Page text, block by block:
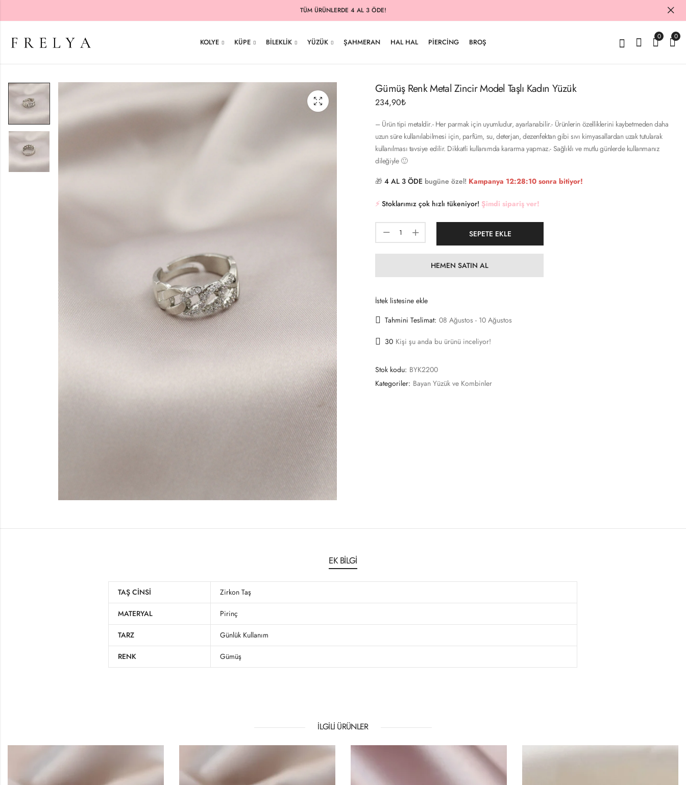
TÜM ÜRÜNLERDE 4 AL 3 ÖDE!
KOLYE KÜPE BILEKLIK YÜZÜK ŞAHMERAN HAL HAL PIERCING BROŞ
0 0
Gümüş Renk Metal Zincir Model Taşlı Kadın Yüzük
234,90₺
– Ürün tipi metaldir.- Her parmak için uyumludur, ayarlanabilir.- Ürünlerin özelliklerini kaybetmeden daha
uzun süre kullanılabilmesi için, parfüm, su, deterjan, dezenfektan gibi sıvı kimyasallardan uzak tutularak
kullanılması tavsiye edilir. Dikkatli kullanımda kararma yapmaz.- Sağlıklı ve mutlu günlerde kullanmanız
dileğiyle 🙂
🎁 4 AL 3 ÖDE bugüne özel! Kampanya 12:28:09 sonra bitiyor!
⚡️ Stoklarımız çok hızlı tükeniyor! Şimdi sipariş ver!
SEPETE EKLE
HEMEN SATIN AL
İstek listesine ekle
Tahmini Teslimat: 08 Ağustos - 10 Ağustos
30 Kişi şu anda bu ürünü inceliyor!
Stok kodu: BYK2200
Kategoriler: Bayan Yüzük ve Kombinler
EK BILGI
TAŞ CINSI Zirkon Taş
MATERYAL Pirinç
TARZ Günlük Kullanım
RENK Gümüş
İLGILI ÜRÜNLER